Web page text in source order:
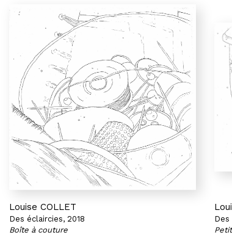
Louise COLLET
Des éclaircies, 2018
Boîte à couture
Des